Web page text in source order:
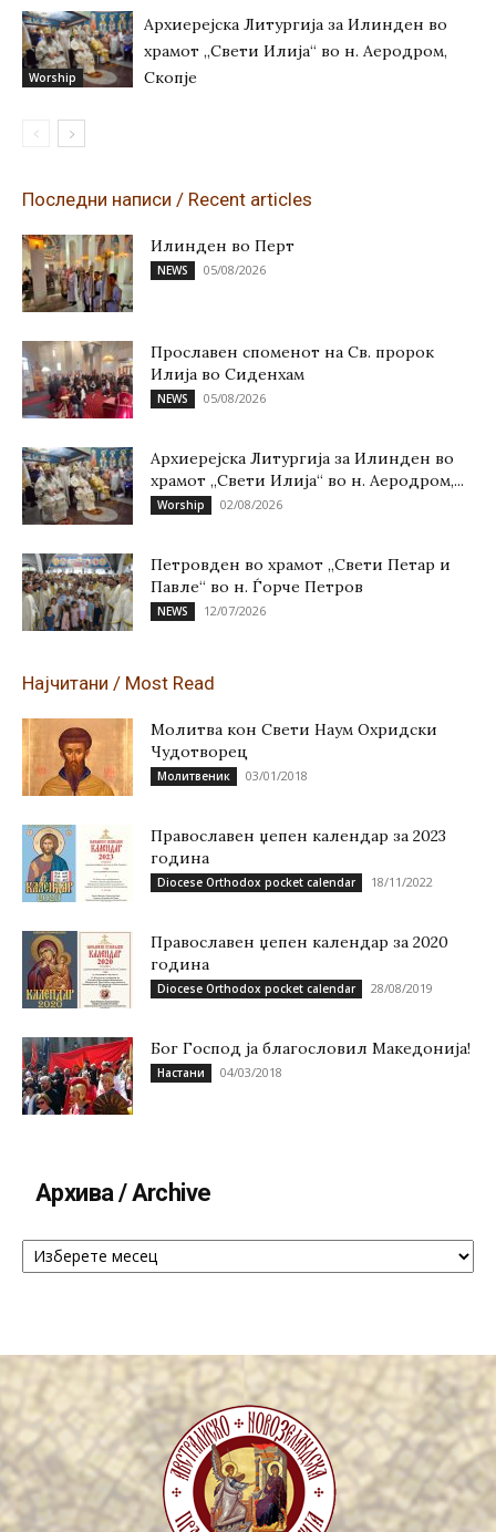
Worship
Архиерејска Литургија за Илинден во
храмот „Свети Илија“ во н. Аеродром,
Скопје
Последни написи / Recent articles
Илинден во Перт
NEWS 05/08/2026
Прославен споменот на Св. пророк
Илија во Сиденхам
NEWS 05/08/2026
Архиерејска Литургија за Илинден во
храмот „Свети Илија“ во н. Аеродром,...
Worship 02/08/2026
Петровден во храмот „Свети Петар и
Павле“ во н. Ѓорче Петров
NEWS 12/07/2026
Најчитани / Most Read
Молитва кон Свети Наум Охридски
Чудотворец
Молитвеник 03/01/2018
Православен џепен календар за 2023
година
Diocese Orthodox pocket calendar 18/11/2022
Православен џепен календар за 2020
година
Diocese Orthodox pocket calendar 28/08/2019
Бог Господ ја благословил Македонија!
Настани 04/03/2018
Архива / Archive
Архива